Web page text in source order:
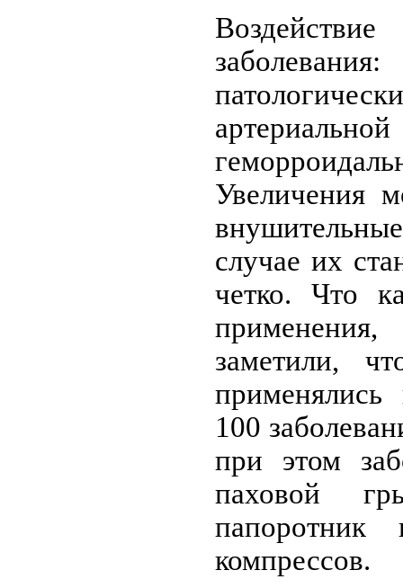
Увеличения
случае их
четко. Что
заметили,
100
при этом
паховой
компрессов.